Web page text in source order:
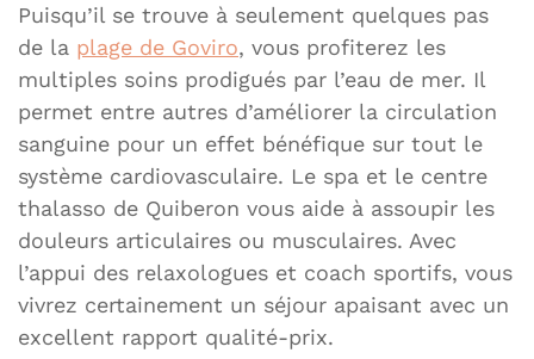
Puisqu’il se trouve à seulement quelques pas
de la plage de Goviro, vous profiterez les
multiples soins prodigués par l’eau de mer. Il
permet entre autres d’améliorer la circulation
sanguine pour un effet bénéfique sur tout le
système cardiovasculaire. Le spa et le centre
thalasso de Quiberon vous aide à assoupir les
douleurs articulaires ou musculaires. Avec
l’appui des relaxologues et coach sportifs, vous
vivrez certainement un séjour apaisant avec un
excellent rapport qualité-prix.